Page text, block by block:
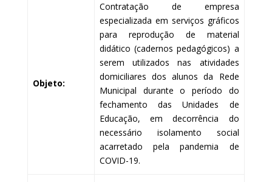
Objeto:
Contratação de empresa
especializada em serviços gráficos
para reprodução de material
didático (cadernos pedagógicos) a
serem utilizados nas atividades
domiciliares dos alunos da Rede
Municipal durante o período do
fechamento das Unidades de
Educação, em decorrência do
necessário isolamento social
acarretado pela pandemia de
COVID-19.